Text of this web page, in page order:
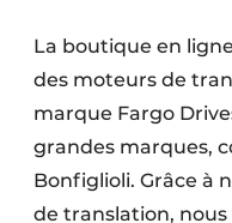
La boutique en
des moteurs de
marque Fargo
grandes marques,
Bonfiglioli. Grâce à
de translation, nous